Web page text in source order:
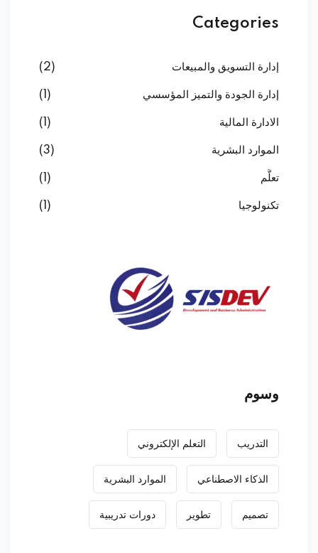
Categories
إدارة التسويق والمبيعات (2)
إدارة الجودة والتميز المؤسسي (1)
الادارة المالية (1)
الموارد البشرية (3)
تعلُّم (1)
تكنولوجيا (1)
وسوم
التدريب التعلم الإلكتروني
الذكاء الاصطناعي الموارد البشرية
تصميم تطوير دورات تدريبية